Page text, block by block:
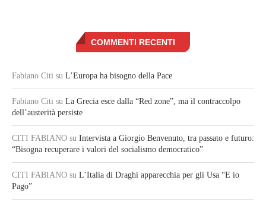
COMMENTI RECENTI
Fabiano Citi su L’Europa ha bisogno della Pace
Fabiano Citi su La Grecia esce dalla “Red zone”, ma il contraccolpo
dell’austerità persiste
CITI FABIANO su Intervista a Giorgio Benvenuto, tra passato e futuro:
“Bisogna recuperare i valori del socialismo democratico”
CITI FABIANO su L’Italia di Draghi apparecchia per gli Usa “E io
Pago”